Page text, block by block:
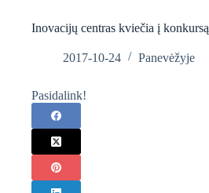
Inovacijų centras kviečia į konkursą
2017-10-24 Panevėžyje
Pasidalink!